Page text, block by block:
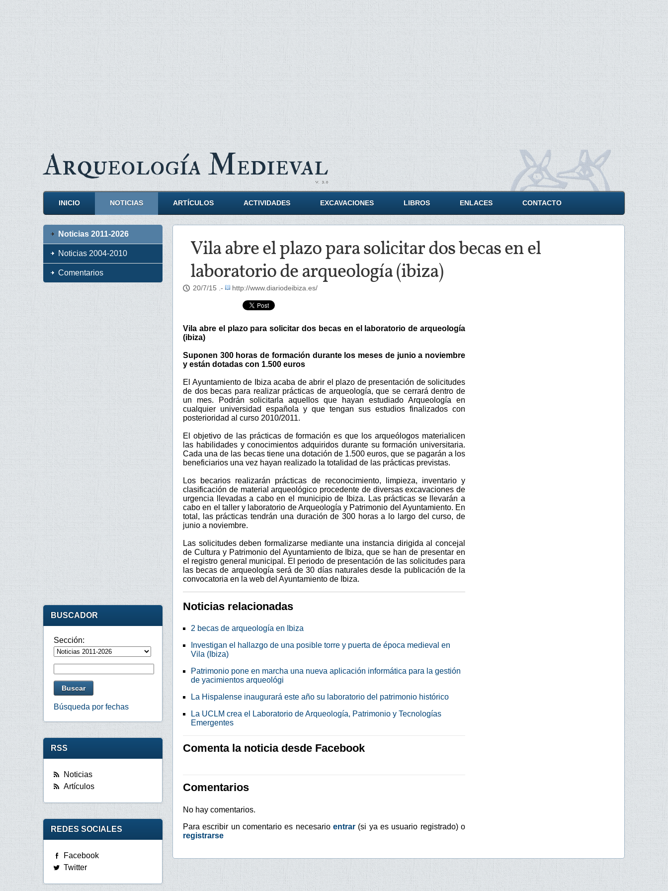
ArqueologíaMedieval
INICIO NOTICIAS ARTÍCULOS ACTIVIDADES EXCAVACIONES LIBROS ENLACES CONTACTO
Vila abre el plazo para solicitar dos becas en el
laboratorio de arqueología (ibiza)
20/7/15 .- http://www.diariodeibiza.es/
Vila abre el plazo para solicitar dos becas en el laboratorio de arqueología
(ibiza)
Suponen 300 horas de formación durante los meses de junio a noviembre
y están dotadas con 1.500 euros
El Ayuntamiento de Ibiza acaba de abrir el plazo de presentación de solicitudes
de dos becas para realizar prácticas de arqueología, que se cerrará dentro de
un mes. Podrán solicitarla aquellos que hayan estudiado Arqueología en
cualquier universidad española y que tengan sus estudios finalizados con
posterioridad al curso 2010/2011.
El objetivo de las prácticas de formación es que los arqueólogos materialicen
las habilidades y conocimientos adquiridos durante su formación universitaria.
Cada una de las becas tiene una dotación de 1.500 euros, que se pagarán a los
beneficiarios una vez hayan realizado la totalidad de las prácticas previstas.
Los becarios realizarán prácticas de reconocimiento, limpieza, inventario y
clasificación de material arqueológico procedente de diversas excavaciones de
urgencia llevadas a cabo en el municipio de Ibiza. Las prácticas se llevarán a
cabo en el taller y laboratorio de Arqueología y Patrimonio del Ayuntamiento. En
total, las prácticas tendrán una duración de 300 horas a lo largo del curso, de
junio a noviembre.
Las solicitudes deben formalizarse mediante una instancia dirigida al concejal
de Cultura y Patrimonio del Ayuntamiento de Ibiza, que se han de presentar en
el registro general municipal. El periodo de presentación de las solicitudes para
las becas de arqueología será de 30 días naturales desde la publicación de la
convocatoria en la web del Ayuntamiento de Ibiza.
Noticias relacionadas
2 becas de arqueología en Ibiza
Investigan el hallazgo de una posible torre y puerta de época medieval en
Vila (Ibiza)
Patrimonio pone en marcha una nueva aplicación informática para la gestión
de yacimientos arqueológi
La Hispalense inaugurará este año su laboratorio del patrimonio histórico
La UCLM crea el Laboratorio de Arqueología, Patrimonio y Tecnologías
Emergentes
Comenta la noticia desde Facebook
Comentarios
No hay comentarios.
Para escribir un comentario es necesario entrar (si ya es usuario registrado) o
registrarse
Noticias 2011-2026
Noticias 2004-2010
Comentarios
BUSCADOR
Sección:
Búsqueda por fechas
RSS
Noticias
Artículos
REDES SOCIALES
Facebook
Twitter